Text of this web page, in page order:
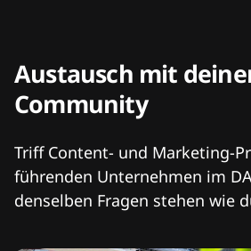
Austausch mit
Community
Triff Content- und Marketing-
führenden Unternehmen im
denselben Fragen stehen wie